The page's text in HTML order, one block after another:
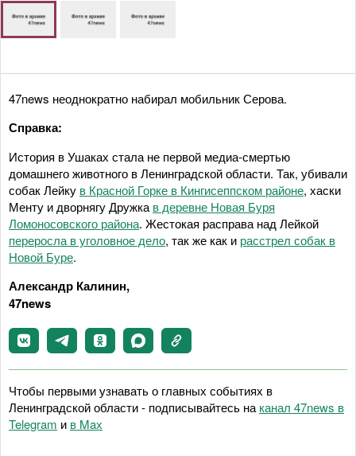
47news неоднократно набирал мобильник Серова.
Справка:
История в Ушаках стала не первой медиа-смертью
домашнего животного в Ленинградской области. Так, убивали
собак Лейку в Красной Горке в Кингисеппском районе, хаски
Менту и дворнягу Дружка в деревне Новая Буря
Ломоносовского района. Жестокая расправа над Лейкой
переросла в уголовное дело, так же как и расстрел собак в
Новой Буре.
Александр Калинин,
47news
Чтобы первыми узнавать о главных событиях в
Ленинградской области - подписывайтесь на канал 47news в
Telegram и в Maх